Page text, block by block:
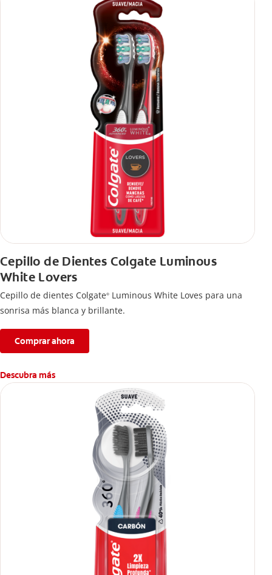
Cepillo de Dientes Colgate Luminous
White Lovers
Cepillo de dientes Colgate® Luminous White Loves para una
sonrisa más blanca y brillante.
Comprar ahora
Descubra más